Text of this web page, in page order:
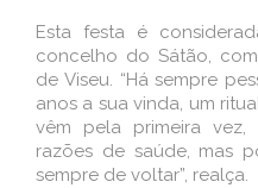
Esta festa é
concelho do Sátão,
de Viseu. “Há sempre
anos a sua vinda, um
vêm pela primeira
razões de saúde, mas
sempre de voltar”, realça.